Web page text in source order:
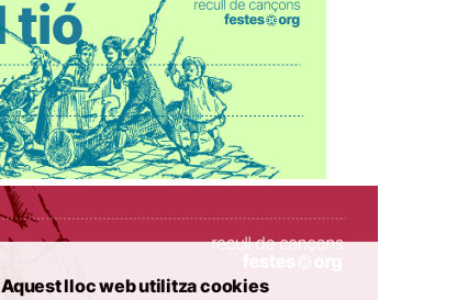
Aquest lloc web utilitza cookies